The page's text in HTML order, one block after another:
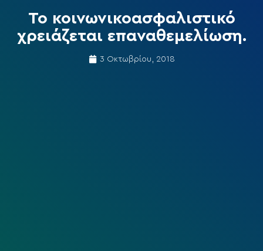
Το κοινωνικοασφαλιστικό
χρειάζεται επαναθεμελίωση.
3 Οκτωβρίου, 2018